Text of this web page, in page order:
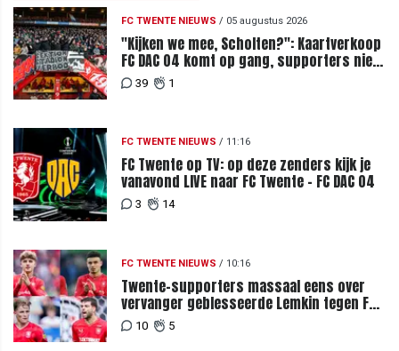
FC TWENTE NIEUWS / 05 augustus 2026
"Kijken we mee, Scholten?": Kaartverkoop
FC DAC 04 komt op gang, supporters niet
blij met ticketprijzen
39 1
FC TWENTE NIEUWS / 11:16
FC Twente op TV: op deze zenders kijk je
vanavond LIVE naar FC Twente - FC DAC 04
3 14
FC TWENTE NIEUWS / 10:16
Twente-supporters massaal eens over
vervanger geblesseerde Lemkin tegen FC
DAC 04
10 5